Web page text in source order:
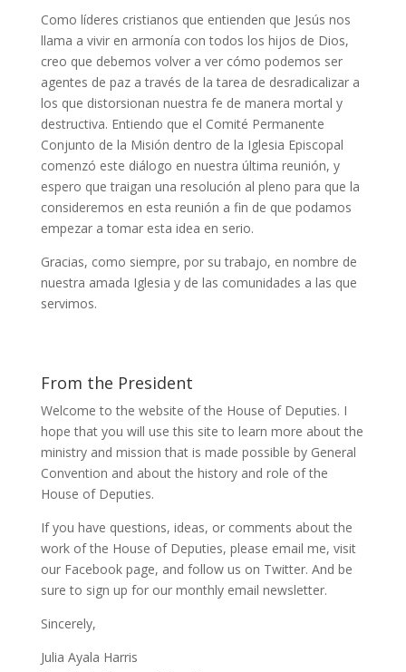
Como líderes cristianos que entienden que Jesús nos
llama a vivir en armonía con todos los hijos de Dios,
creo que debemos volver a ver cómo podemos ser
agentes de paz a través de la tarea de desradicalizar a
los que distorsionan nuestra fe de manera mortal y
destructiva. Entiendo que el Comité Permanente
Conjunto de la Misión dentro de la Iglesia Episcopal
comenzó este diálogo en nuestra última reunión, y
espero que traigan una resolución al pleno para que la
consideremos en esta reunión a fin de que podamos
empezar a tomar esta idea en serio.
Gracias, como siempre, por su trabajo, en nombre de
nuestra amada Iglesia y de las comunidades a las que
servimos.
From the President
Welcome to the website of the House of Deputies. I
hope that you will use this site to learn more about the
ministry and mission that is made possible by General
Convention and about the history and role of the
House of Deputies.
If you have questions, ideas, or comments about the
work of the House of Deputies, please email me, visit
our Facebook page, and follow us on Twitter. And be
sure to sign up for our monthly email newsletter.
Sincerely,
Julia Ayala Harris